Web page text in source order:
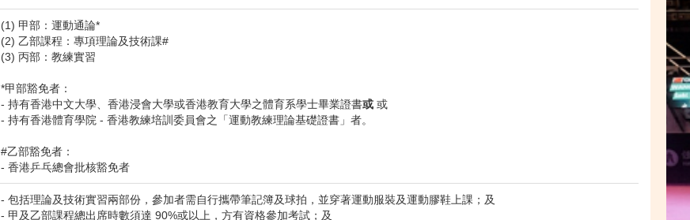
(1) 甲部：運動通論*
(2) 乙部課程：專項理論及技術課#
(3) 丙部：教練實習
*甲部豁免者：
- 持有香港中文大學、香港浸會大學或香港教育大學之體育系學士畢業證書或 或
- 持有香港體育學院 - 香港教練培訓委員會之「運動教練理論基礎證書」者。
#乙部豁免者：
- 香港乒乓總會批核豁免者
- 包括理論及技術實習兩部份，參加者需自行攜帶筆記簿及球拍，並穿著運動服裝及運動膠鞋上課；及
- 甲及乙部課程總出席時數須達 90%或以上，方有資格參加考試；及